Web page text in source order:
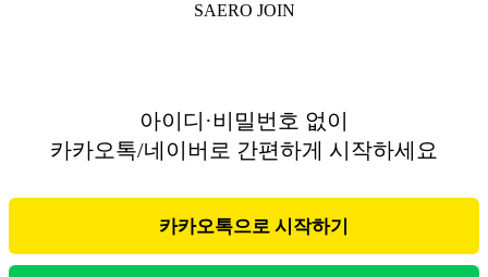
SAERO JOIN
아이디·비밀번호 없이
카카오톡/네이버로 간편하게 시작하세요
카카오톡으로 시작하기